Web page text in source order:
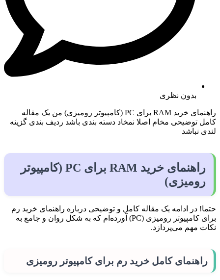
بدون نظری
راهنمای خرید RAM برای PC (کامپیوتر رومیزی) من یک مقاله
کامل توضیحی مخام اصلا نمخاد دسته بندی باشد ردیف بندی گزینه
لندی نباشد
راهنمای خرید RAM برای PC (کامپیوتر
رومیزی)
حتما! در ادامه یک مقاله کامل و توضیحی درباره راهنمای خرید رم
برای کامپیوتر رومیزی (PC) آورده‌ام که به شکل روان و جامع به
نکات مهم می‌پردازد.
راهنمای کامل خرید رم برای کامپیوتر رومیزی